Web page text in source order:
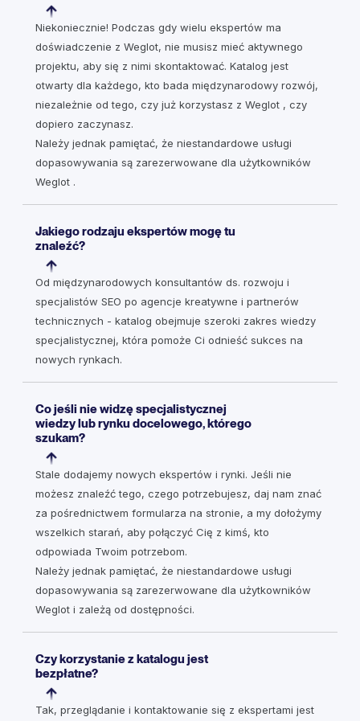
Niekoniecznie! Podczas gdy wielu ekspertów ma
doświadczenie z Weglot, nie musisz mieć aktywnego
projektu, aby się z nimi skontaktować. Katalog jest
otwarty dla każdego, kto bada międzynarodowy rozwój,
niezależnie od tego, czy już korzystasz z Weglot , czy
dopiero zaczynasz.
Należy jednak pamiętać, że niestandardowe usługi
dopasowywania są zarezerwowane dla użytkowników
Weglot .
Jakiego rodzaju ekspertów mogę tu
znaleźć?
Od międzynarodowych konsultantów ds. rozwoju i
specjalistów SEO po agencje kreatywne i partnerów
technicznych - katalog obejmuje szeroki zakres wiedzy
specjalistycznej, która pomoże Ci odnieść sukces na
nowych rynkach.
Co jeśli nie widzę specjalistycznej
wiedzy lub rynku docelowego, którego
szukam?
Stale dodajemy nowych ekspertów i rynki. Jeśli nie
możesz znaleźć tego, czego potrzebujesz, daj nam znać
za pośrednictwem formularza na stronie, a my dołożymy
wszelkich starań, aby połączyć Cię z kimś, kto
odpowiada Twoim potrzebom.
Należy jednak pamiętać, że niestandardowe usługi
dopasowywania są zarezerwowane dla użytkowników
Weglot i zależą od dostępności.
Czy korzystanie z katalogu jest
bezpłatne?
Tak, przeglądanie i kontaktowanie się z ekspertami jest